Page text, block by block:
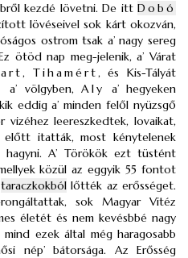
kezdé lövetni. De itt Dobó
lövéseivel sok kárt okozván,
ostrom tsak a’ nagy sereg
ötöd nap meg-jelenik, a’ Várat
, Tihamért, és Kis-Tályát
a’ völgyben, Aly
a’ hegyeken
eddig a’ minden felől nyüzsgő
vizéhez leereszkedtek, lovaikat,
előtt itatták, most kénytelenek
hagyni. A’ Törökök ezt tüstént
közül az eggyik 55 fontot
taraczkokbóllőtték az erősséget.
sok Magyar Vitéz
életét és nem kevésbbé nagy
mind ezek által még haragosabb
nép’ bátorsága. Az Erősség